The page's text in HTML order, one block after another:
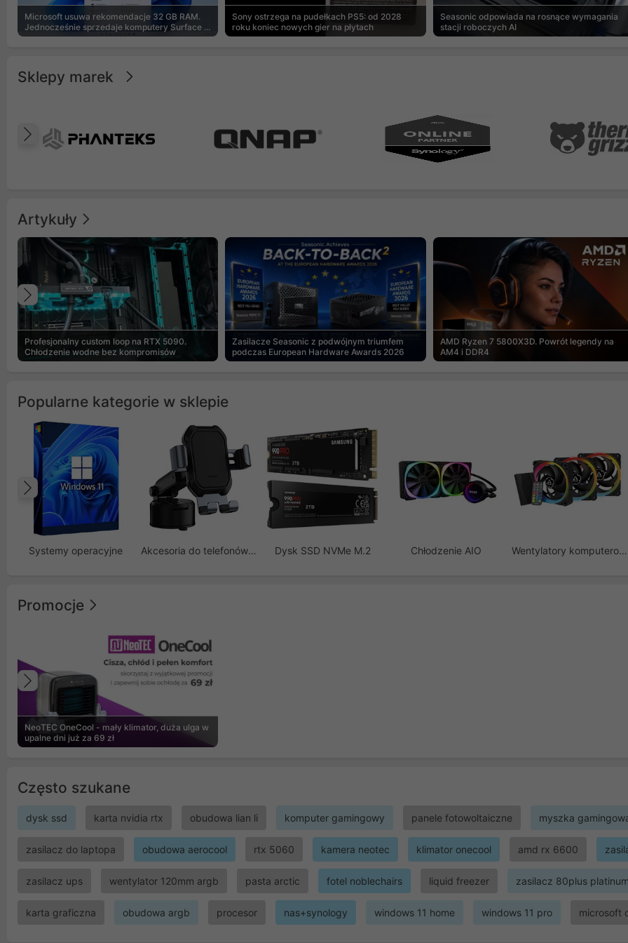
Microsoft usuwa rekomendacje 32 GB RAM.
Jednocześnie sprzedaje komputery Surface z
8 GB
Sony ostrzega na pudełkach PS5: od 2028
roku koniec nowych gier na płytach
Seasonic odpowiada na rosnące wymagania
stacji roboczych AI
Sklepy marek
Poprzedni
Artykuły
Profesjonalny custom loop na RTX 5090.
Chłodzenie wodne bez kompromisów
Zasilacze Seasonic z podwójnym triumfem
podczas European Hardware Awards 2026
AMD Ryzen 7 5800X3D. Powrót legendy na
AM4 i DDR4
Poprzedni
Popularne kategorie w sklepie
Systemy operacyjne Akcesoria do telefonów GSM Dysk SSD NVMe M.2 Chłodzenie AIO Wentylatory komputerowe
Poprzedni
Promocje
NeoTEC OneCool - mały klimator, duża ulga w
upalne dni już za 69 zł
Poprzedni
Często szukane
dysk ssd karta nvidia rtx obudowa lian li komputer gamingowy panele fotowoltaiczne myszka
zasilacz do laptopa obudowa aerocool rtx 5060 kamera neotec klimator onecool amd rx 6600
zasilacz ups wentylator 120mm argb pasta arctic fotel noblechairs liquid freezer zasilacz 80plus platinum
karta graficzna obudowa argb procesor nas+synology windows 11 home windows 11 pro microsoft